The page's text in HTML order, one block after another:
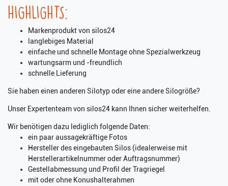
HIGHLIGHTS:
Markenprodukt von silos24
langlebiges Material
einfache und schnelle Montage ohne Spezialwerkzeug
wartungsarm und -freundlich
schnelle Lieferung
Sie haben einen anderen Silotyp oder eine andere Silogröße?
Unser Expertenteam von silos24 kann Ihnen sicher weiterhelfen.
Wir benötigen dazu lediglich folgende Daten:
ein paar aussagekräftige Fotos
Hersteller des eingebauten Silos (idealerweise mit
Herstellerartikelnummer oder Auftragsnummer)
Gestellabmessung und Profil der Tragriegel
mit oder ohne Konushalterahmen